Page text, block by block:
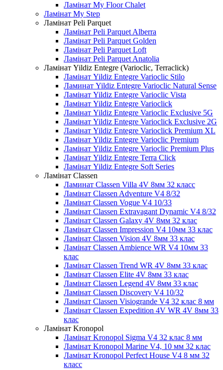
Ламінат My Floor Chalet
Ламінат My Step
Ламінат Peli Parquet
Ламінат Peli Parquet Alberra
Ламінат Peli Parquet Golden
Ламінат Peli Parquet Loft
Ламінат Peli Parquet Anatolia
Ламінат Yildiz Entegre (Varioclic, Terraclick)
Ламінат Yildiz Entegre Varioclic Stilo
Ламинат Yildiz Entegre Varioclic Natural Sense
Ламінат Yildiz Entegre Varioclic Vista
Ламінат Yildiz Entegre Varioclick
Ламінат Yildiz Entegre Varioclic Exclusive 5G
Ламінат Yildiz Entegre Varioclick Exclusive 2G
Ламінат Yildiz Entegre Varioclick Premium XL
Ламінат Yildiz Entegre Varioclic Premium
Ламінат Yildiz Entegre Varioclic Premium Plus
Ламінат Yildiz Entegre Terra Click
Ламінат Yildiz Entegre Soft Series
Ламінат Classen
Ламинат Classen Villa 4V 8мм 32 класс
Ламінат Classen Adventure V4 8/32
Ламінат Classen Vogue V4 10/33
Ламінат Classen Extravagant Dynamic V4 8/32
Ламінат Classen Galaxy 4V 8мм 32 клас
Ламінат Classen Impression V4 10мм 33 клас
Ламінат Classen Vision 4V 8мм 33 клас
Ламінат Classen Ambience WR V4 10мм 33
клас
Ламінат Classen Trend WR 4V 8мм 33 клас
Ламінат Classen Elite 4V 8мм 33 клас
Ламінат Classen Legend 4V 8мм 33 клас
Ламінат Classen Discovery V4 10/32
Ламінат Classen Visiogrande V4 32 клас 8 мм
Ламінат Classen Expedition 4V WR 4V 8мм 33
клас
Ламінат Kronopol
Ламінат Kronopol Sigma V4 32 клас 8 мм
Ламінат Kronopol Marine V4, 10 мм 32 клас
Ламінат Kronopol Perfect House V4 8 мм 32
класс